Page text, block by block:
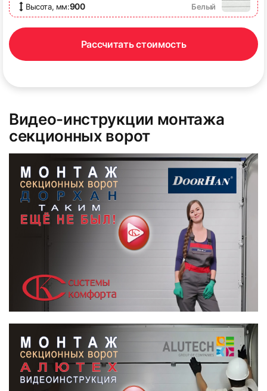
Высота, мм:900
Белый
Рассчитать стоимость
Видео-инструкции монтажа
секционных ворот